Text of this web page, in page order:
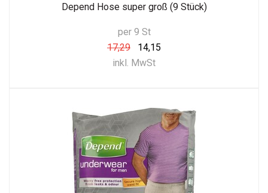
Depend Hose super groß (9 Stück)
per 9 St
17,29
14,15
inkl. MwSt